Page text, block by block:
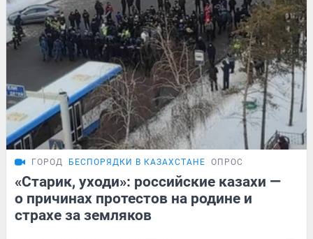
ГОРОД БЕСПОРЯДКИ В КАЗАХСТАНЕ ОПРОС
«Старик, уходи»: российские казахи —
о причинах протестов на родине и
страхе за земляков